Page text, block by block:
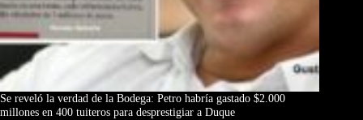
Se reveló la verdad de la Bodega: Petro habría gastado $2.000
millones en 400 tuiteros para desprestigiar a Duque